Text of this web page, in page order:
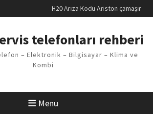
LG kombi E2 Arızası Çözümü
Vaillant çamaşır makinesi E03
Arıza Kodu
Ferroli klima E3 Arızası Çözümü
telefonları rehberi
– Elektronik – Bilgisayar – Klima ve
Kombi
Menu